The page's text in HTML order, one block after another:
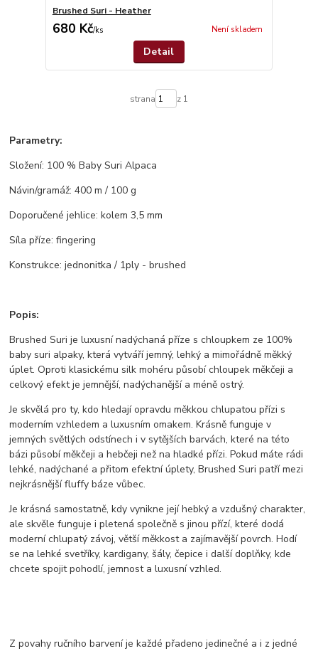
Brushed Suri - Heather
680 Kč/ks Není skladem
Detail
strana z 1
Parametry:
Složení: 100 % Baby Suri Alpaca
Návin/gramáž: 400 m / 100 g
Doporučené jehlice: kolem 3,5 mm
Síla příze: fingering
Konstrukce: jednonitka / 1ply - brushed
Popis:
Brushed Suri je luxusní nadýchaná příze s chloupkem ze 100%
baby suri alpaky, která vytváří jemný, lehký a mimořádně měkký
úplet. Oproti klasickému silk mohéru působí chloupek měkčeji a
celkový efekt je jemnější, nadýchanější a méně ostrý.
Je skvělá pro ty, kdo hledají opravdu měkkou chlupatou přízi s
moderním vzhledem a luxusním omakem. Krásně funguje v
jemných světlých odstínech i v sytějších barvách, které na této
bázi působí měkčeji a hebčeji než na hladké přízi. Pokud máte rádi
lehké, nadýchané a přitom efektní úplety, Brushed Suri patří mezi
nejkrásnější fluffy báze vůbec.
Je krásná samostatně, kdy vynikne její hebký a vzdušný charakter,
ale skvěle funguje i pletená společně s jinou přízí, které dodá
moderní chlupatý závoj, větší měkkost a zajímavější povrch. Hodí
se na lehké svetříky, kardigany, šály, čepice i další doplňky, kde
chcete spojit pohodlí, jemnost a luxusní vzhled.
Z povahy ručního barvení je každé přadeno jedinečné a i z jedné